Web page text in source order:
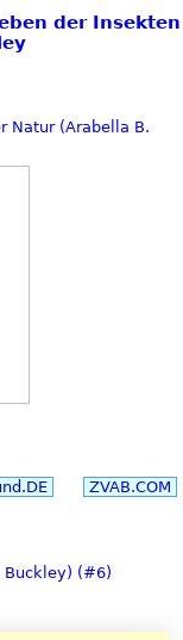
der Insekten
Natur (Arabella B.
ZVAB.COM
Buckley) (#6)